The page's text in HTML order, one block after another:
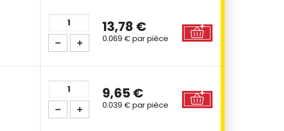
13,78 €
0.069 €par pièce
9,65 €
0.039 €par pièce